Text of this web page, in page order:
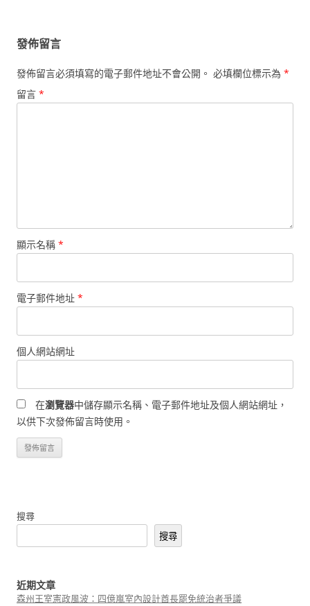
發佈留言
發佈留言必須填寫的電子郵件地址不會公開。 必填欄位標示為 *
留言 *
顯示名稱 *
電子郵件地址 *
個人網站網址
在瀏覽器中儲存顯示名稱、電子郵件地址及個人網站網址，
以供下次發佈留言時使用。
搜尋
搜尋
近期文章
森州王室憲政風波：四億嵐室內設計酋長罷免統治者爭議